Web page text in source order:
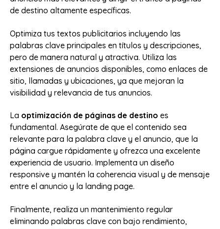
de destino altamente específicas.
Optimiza tus textos publicitarios incluyendo las
palabras clave principales en títulos y descripciones,
pero de manera natural y atractiva. Utiliza las
extensiones de anuncios disponibles, como enlaces de
sitio, llamadas y ubicaciones, ya que mejoran la
visibilidad y relevancia de tus anuncios.
La optimización de páginas de destino es
fundamental. Asegúrate de que el contenido sea
relevante para la palabra clave y el anuncio, que la
página cargue rápidamente y ofrezca una excelente
experiencia de usuario. Implementa un diseño
responsive y mantén la coherencia visual y de mensaje
entre el anuncio y la landing page.
Finalmente, realiza un mantenimiento regular
eliminando palabras clave con bajo rendimiento,